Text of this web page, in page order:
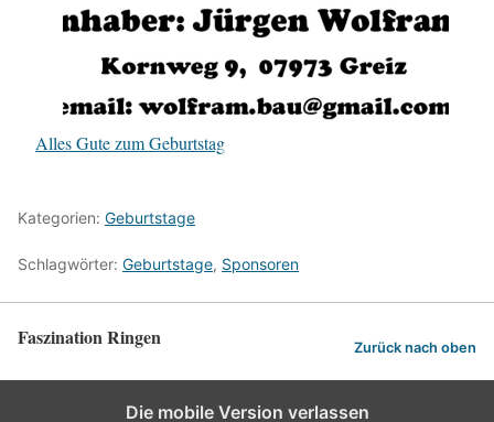
Alles Gute zum Geburtstag
Kategorien: Geburtstage
Schlagwörter: Geburtstage, Sponsoren
Faszination Ringen Zurück nach oben
Die mobile Version verlassen